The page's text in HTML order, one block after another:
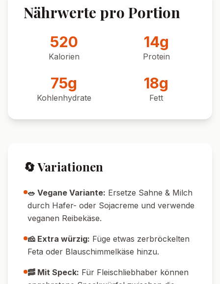
Nährwerte pro Portion
520
Kalorien
14g
Protein
75g
Kohlenhydrate
18g
Fett
🔄 Variationen
🥗 Vegane Variante: Ersetze Sahne & Milch
durch Hafer- oder Sojacreme und verwende
veganen Reibekäse.
🧀 Extra würzig: Füge etwas zerbröckelten
Feta oder Blauschimmelkäse hinzu.
🥓 Mit Speck: Für Fleischliebhaber können